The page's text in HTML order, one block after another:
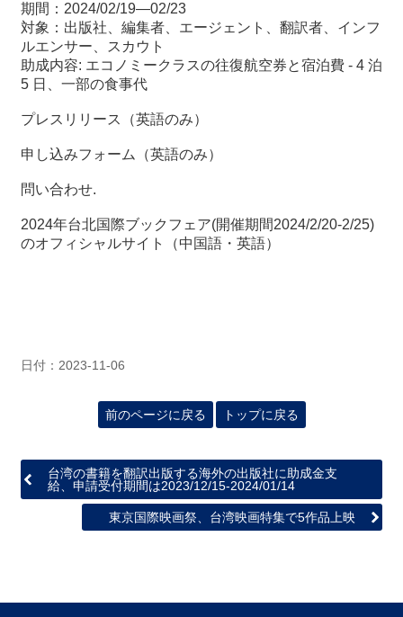
過
去
行
事
台
の
関
連
ー
ト
マ
ッ
期間：2024/02/19―02/23
対象：出版社、編集者、エージェント、翻訳者、インフ
ルエンサー、スカウト
助成内容: エコノミークラスの往復航空券と宿泊費 - 4 泊
5 日、一部の食事代
プレスリリース（英語のみ）
申し込みフォーム（英語のみ）
問い合わせ.
2024年台北国際ブックフェア(開催期間2024/2/20-2/25)
のオフィシャルサイト（中国語・英語）
日付：2023-11-06
前のページに戻る トップに戻る
台湾の書籍を翻訳出版する海外の出版社に助成金支
給、申請受付期間は2023/12/15-2024/01/14
東京国際映画祭、台湾映画特集で5作品上映